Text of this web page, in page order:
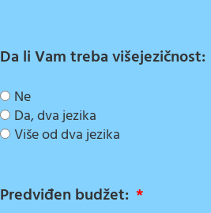
Da li Vam treba višejezičnost:
Ne
Da, dva jezika
Više od dva jezika
Predviđen budžet: